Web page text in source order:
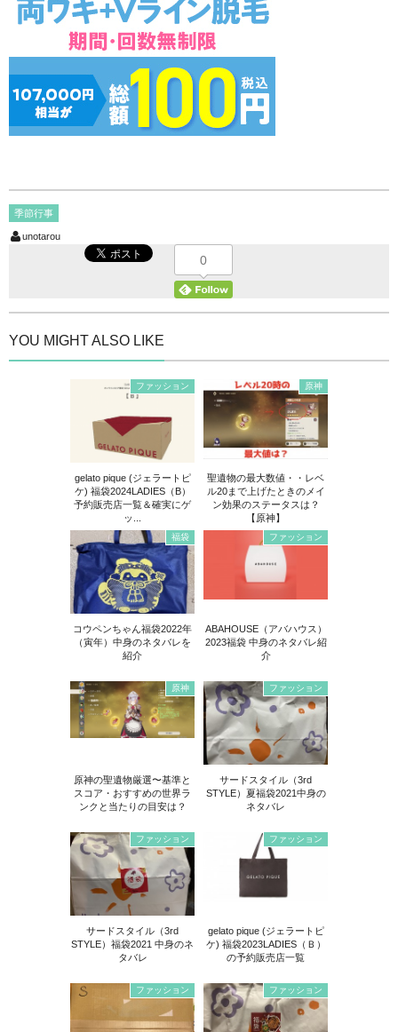
季節行事
unotarou
0
YOU MIGHT ALSO LIKE
ファッション
gelato pique (ジェラートピ
ケ) 福袋2024LADIES（B）
予約販売店一覧＆確実にゲ
ッ...
原神
聖遺物の最大数値・・レベ
ル20まで上げたときのメイ
ン効果のステータスは？
【原神】
福袋
コウペンちゃん福袋2022年
（寅年）中身のネタバレを
紹介
ファッション
ABAHOUSE（アバハウス）
2023福袋 中身のネタバレ紹
介
原神
原神の聖遺物厳選〜基準と
スコア・おすすめの世界ラ
ンクと当たりの目安は？
ファッション
サードスタイル（3rd
STYLE）夏福袋2021中身の
ネタバレ
ファッション
サードスタイル（3rd
STYLE）福袋2021 中身のネ
タバレ
ファッション
gelato pique (ジェラートピ
ケ) 福袋2023LADIES（Ｂ）
の予約販売店一覧
ファッション ファッション